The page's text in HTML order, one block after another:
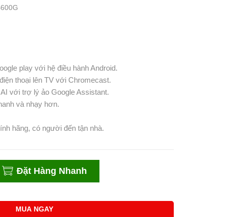
play với hệ điều hành Android.
thoại lên TV với Chromecast.
với trợ lý ảo Google Assistant.
và nhạy hơn.
hãng, có người đến tận nhà.
Đặt Hàng Nhanh
MUA NGAY